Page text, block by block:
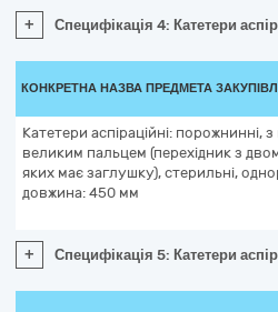
+ Специфікація 4: Катетери
КОНКРЕТНА НАЗВА ПРЕДМЕТА
Катетери аспіраційні: порожнинні,
великим пальцем (перехідник з
яких має заглушку), стерильні,
довжина: 450 мм
+ Специфікація 5: Катетери